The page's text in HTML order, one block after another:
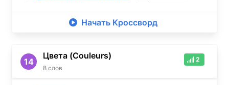
Начать Кроссворд
14
Цвета (Couleurs)
8 слов
2